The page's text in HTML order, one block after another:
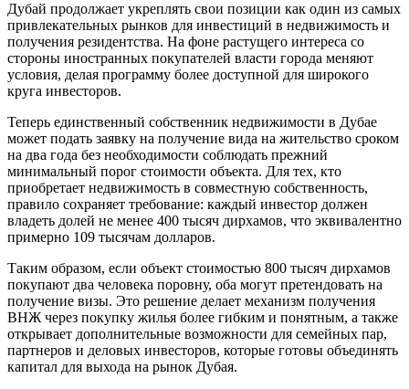
Дубай продолжает укреплять свои позиции как один из самых
привлекательных рынков для инвестиций в недвижимость и
получения резидентства. На фоне растущего интереса со
стороны иностранных покупателей власти города меняют
условия, делая программу более доступной для широкого
круга инвесторов.
Теперь единственный собственник недвижимости в Дубае
может подать заявку на получение вида на жительство сроком
на два года без необходимости соблюдать прежний
минимальный порог стоимости объекта. Для тех, кто
приобретает недвижимость в совместную собственность,
правило сохраняет требование: каждый инвестор должен
владеть долей не менее 400 тысяч дирхамов, что эквивалентно
примерно 109 тысячам долларов.
Таким образом, если объект стоимостью 800 тысяч дирхамов
покупают два человека поровну, оба могут претендовать на
получение визы. Это решение делает механизм получения
ВНЖ через покупку жилья более гибким и понятным, а также
открывает дополнительные возможности для семейных пар,
партнеров и деловых инвесторов, которые готовы объединять
капитал для выхода на рынок Дубая.